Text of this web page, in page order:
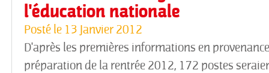
l'éducation nationale
Posté le 13 Janvier 2012
D'après les premières informations en
préparation de la rentrée 2012, 172 postes